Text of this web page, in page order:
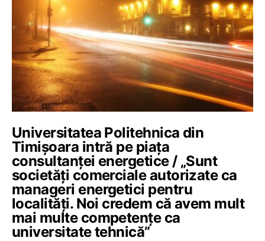
Universitatea Politehnica din
Timișoara intră pe piața
consultanței energetice / „Sunt
societăți comerciale autorizate ca
manageri energetici pentru
localități. Noi credem că avem mult
mai multe competențe ca
universitate tehnică”